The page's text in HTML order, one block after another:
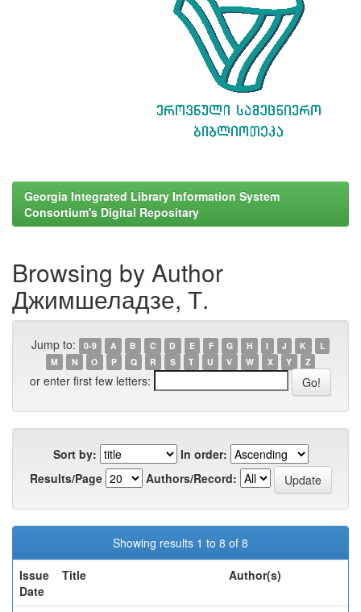
Georgia Integrated Library Information System
Consortium's Digital Repositary
Browsing by Author
Джимшеладзе, Т.
Jump to: 0-9 A B C D E F G H I J K
L
M
N O P Q R S T U V W X Y Z
or enter first few letters:
Sort by:
In order:
Results/Page
Authors/Record:
Showing results 1 to 8 of 8
Issue
Date
Title Author(s)